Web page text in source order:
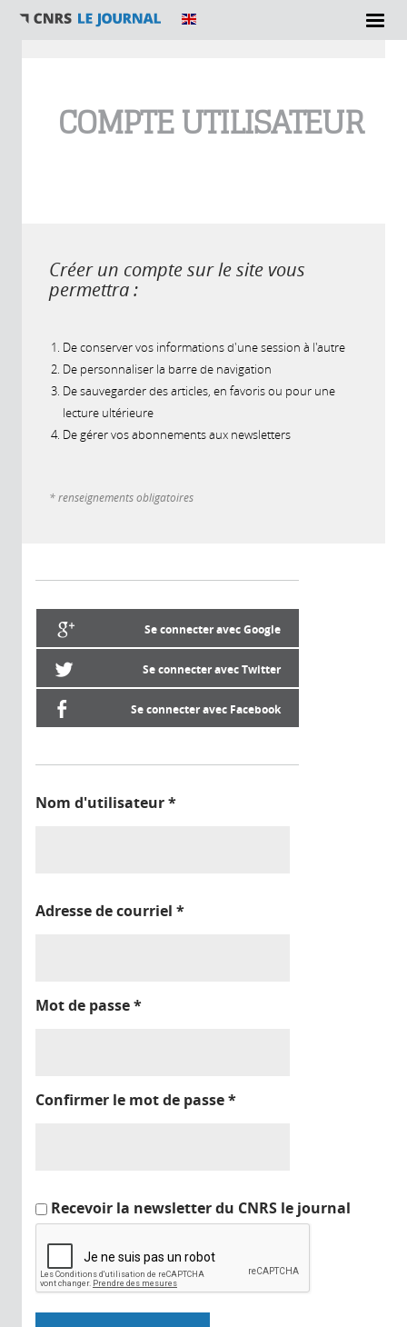
COMPTE UTILISATEUR
Créer un compte sur le site vous
permettra :
De conserver vos informations d'une session à l'autre
De personnaliser la barre de navigation
De sauvegarder des articles, en favoris ou pour une
lecture ultérieure
De gérer vos abonnements aux newsletters
* renseignements obligatoires
Se connecter avec Google
Se connecter avec Twitter
Se connecter avec Facebook
Nom d'utilisateur*
Adresse de courriel *
Mot de passe*
Confirmer le mot de passe*
Recevoir la newsletter du CNRS le journal